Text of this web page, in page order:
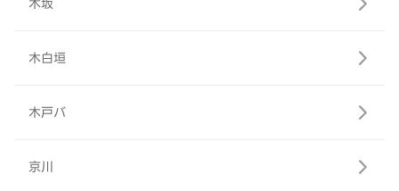
木白垣
木戸バ
京川